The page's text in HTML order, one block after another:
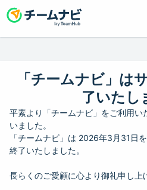
「チームナビ」は
了いたし
平素より「チームナビ」をご利用い
いました。
「チームナビ」は 2026年3月31日
終了いたしました。
長らくのご愛顧に心より御礼申し上